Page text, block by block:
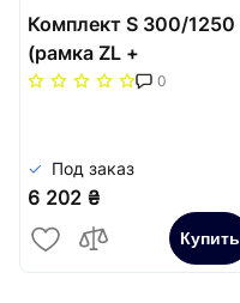
Комплект S 300/1250
(рамка ZL +
повздовжня решітка
0
Под заказ
6 202 ₴
Купить